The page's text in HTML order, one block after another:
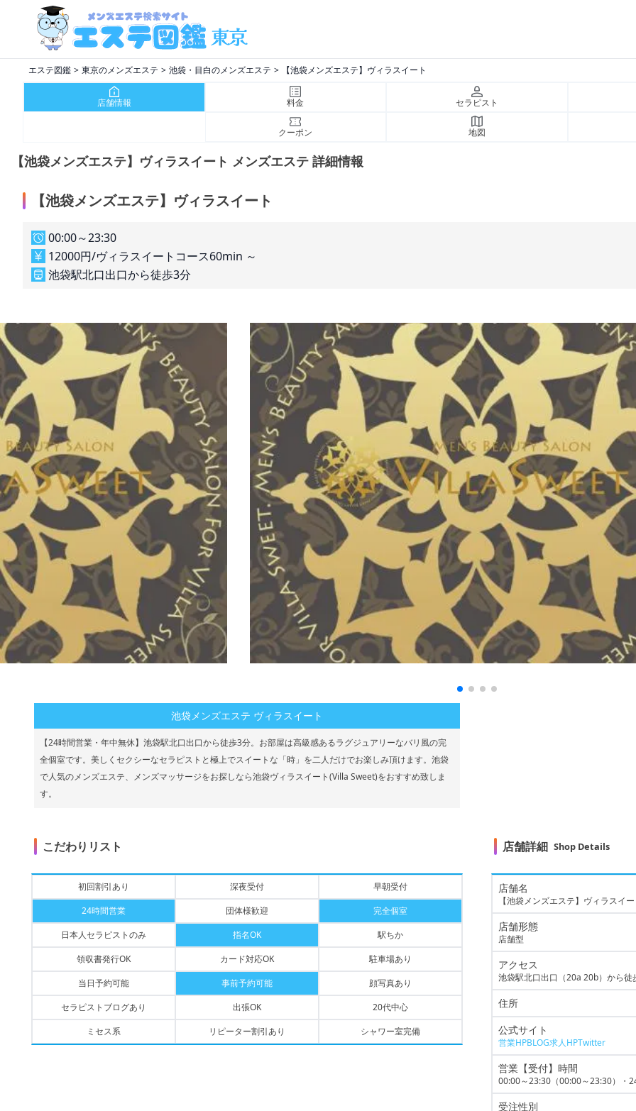
エステ図鑑 東京のメンズエステ 池袋・目白のメンズエステ 【池袋メンズエステ】ヴィラスイート
店舗情報 料金 セラピスト
クーポン 地図
【池袋メンズエステ】ヴィラスイート メンズエステ 詳細情報
【池袋メンズエステ】ヴィラスイート
00:00～23:30
12000円/ヴィラスイートコース60min ～
池袋駅北口出口から徒歩3分
池袋メンズエステ ヴィラスイート
【24時間営業・年中無休】池袋駅北口出口から徒歩3分。お部屋は高級感あるラグジュアリーなバリ風の完
全個室です。美しくセクシーなセラピストと極上でスイートな「時」を二人だけでお楽しみ頂けます。池袋
で人気のメンズエステ、メンズマッサージをお探しなら池袋ヴィラスイート(Villa Sweet)をおすすめ致しま
す。
こだわりリスト
初回割引あり 深夜受付
早朝受付
24時間営業
団体様歓迎
完全個室
日本人セラピストのみ
指名OK
駅ちか
領収書発行OK
カード対応OK
駐車場あり
当日予約可能
事前予約可能
顔写真あり
セラピストブログあり
出張OK
20代中心
ミセス系
リピーター割引あり シャワー室完備
店舗詳細 Shop Details
店舗名
【池袋メンズエステ】ヴィラスイ
店舗形態
店舗型
アクセス
池袋駅北口出口（20a 20b）から徒
住所
公式サイト
営業HPBLOG求人HPTwitter
営業【受付】時間
00:00～23:30（00:00～23:30）・
受注性別